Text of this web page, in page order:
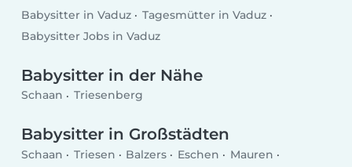
Babysitter in Vaduz
Tagesmütter in Vaduz
Babysitter Jobs in Vaduz
Babysitter in der Nähe
Schaan Triesenberg
Babysitter in Großstädten
Schaan Triesen Balzers Eschen
Mauren